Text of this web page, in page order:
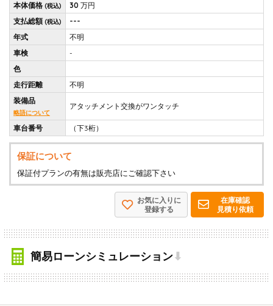
本体価格 (税込) 30 万円
支払総額 (税込)
---
年式
不明
車検
-
色
走行距離
不明
装備品
略語について
アタッチメント交換がワンタッチ
車台番号 （下3桁）
保証について
保証付プランの有無は販売店にご確認下さい
在庫確認
見積り依頼
お気に入りに
登録する
簡易ローンシミュレーション⬇